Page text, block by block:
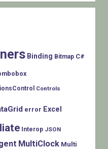
Binding Bitmap C#
Controls
error Excel
Interop JSON
MultiClock Multi